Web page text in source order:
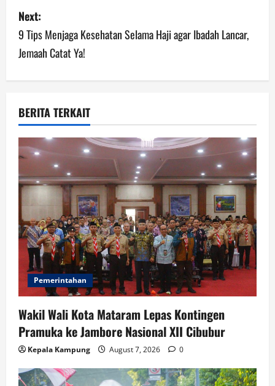
t
n
a
i
g
a
t
i
o
n
Next:
9 Tips Menjaga Kesehatan Selama Haji agar Ibadah Lancar,
Jemaah Catat Ya!
BERITA TERKAIT
Pemerintahan
Wakil Wali Kota Mataram Lepas Kontingen
Pramuka ke Jambore Nasional XII Cibubur
Kepala Kampung August 7, 2026 0